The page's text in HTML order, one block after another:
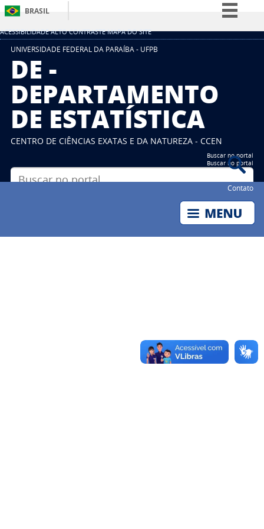
ACESSIBILIDADE ALTO CONTRASTE MAPA DO SITE
BRASIL
Simplifique!
Acesso à informação
Legislação
Canais
UNIVERSIDADE FEDERAL DA PARAÍBA - UFPB
DE -
DEPARTAMENTO
DE ESTATÍSTICA
CENTRO DE CIÊNCIAS EXATAS E DA NATUREZA - CCEN
Buscar no portal
Buscar no portal
Contato